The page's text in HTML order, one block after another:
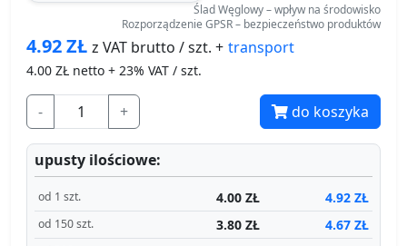
Ślad Węglowy – wpływ na środowisko
Rozporządzenie GPSR – bezpieczeństwo produktów
4.92ZŁ z VAT brutto / szt. + transport
4.00 ZŁ netto + 23% VAT / szt.
- + do koszyka
upusty ilościowe:
od 1 szt. 4.00 ZŁ 4.92 ZŁ
od 150 szt. 3.80 ZŁ 4.67 ZŁ